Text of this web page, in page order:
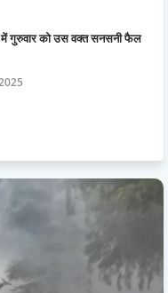
में गुरुवार को उस वक्त सनसनी फैल